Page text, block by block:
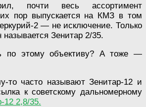
почти весь ассортимент
пор выпускается на КМЗ в том
2 — не исключение. Только
Зенитар 2/35.
по этому объективу? А тоже —
то часто называют Зенитар-12 и
к советскому дальномерному
12 2,8/35.